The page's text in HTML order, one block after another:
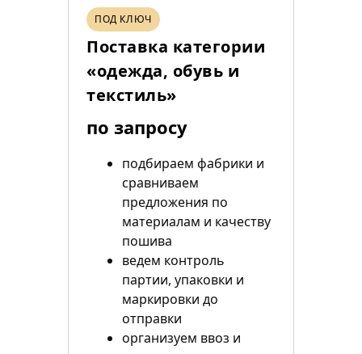
ПОД КЛЮЧ
Поставка категории
«одежда, обувь и
текстиль»
по запросу
подбираем фабрики и
сравниваем
предложения по
материалам и качеству
пошива
ведем контроль
партии, упаковки и
маркировки до
отправки
организуем ввоз и